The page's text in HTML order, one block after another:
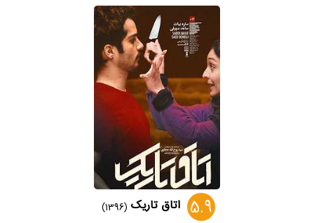
5.9 اتاق تاریک (1396)